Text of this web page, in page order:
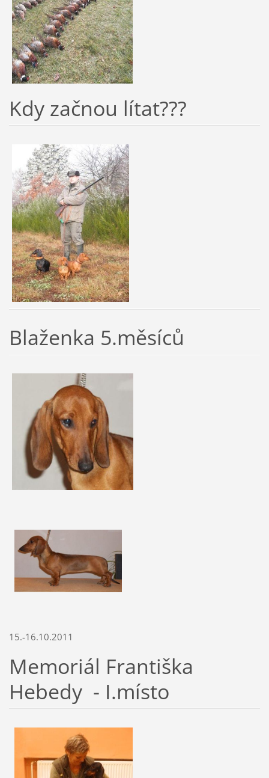
Kdy začnou lítat???
Blaženka 5.měsíců
15.-16.10.2011
Memoriál Františka
Hebedy - I.místo